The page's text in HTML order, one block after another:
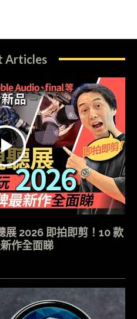
Articles
展 2026 即拍即剪！10 款
作全面睇